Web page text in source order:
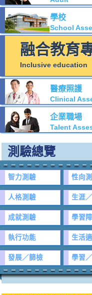
學校
School
融合教育
Inclusive education
醫療照護
Clinical
企業職場
Talent
測驗總覽
智力測驗 性向
人格測驗 生涯
成就測驗 學習
執行功能 生活
發展／篩檢 學習